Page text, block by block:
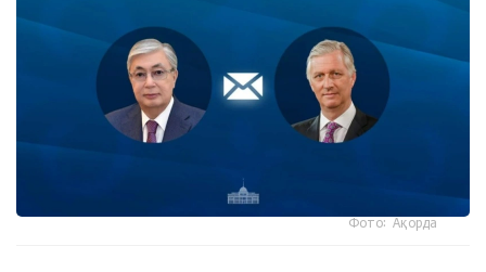
Фото: Ақорда